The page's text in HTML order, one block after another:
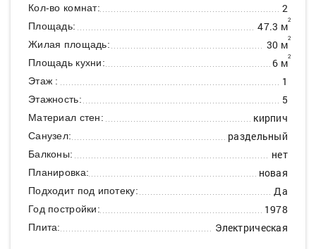
Кол-во комнат: 2
Площадь: 47.3 м2
Жилая площадь: 30 м2
Площадь кухни: 6 м2
Этаж : 1
Этажность: 5
Материал стен: кирпич
Санузел: раздельный
Балконы: нет
Планировка: новая
Подходит под ипотеку: Да
Год постройки: 1978
Плита: Электрическая